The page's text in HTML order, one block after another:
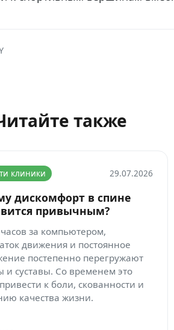
также
клиники 29.07.2026
дискомфорт в спине
привычным?
за компьютером,
движения и постоянное
постепенно перегружают
суставы. Со временем это
к боли, скованности и
качества жизни.